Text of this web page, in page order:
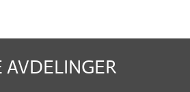
AVDELINGER